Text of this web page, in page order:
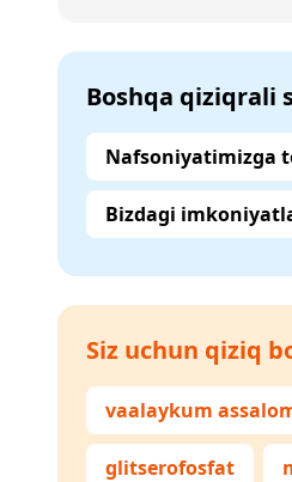
Boshqa qiziqrali
Nafsoniyatimizga
Bizdagi
Siz uchun qiziq
vaalaykum
glitserofosfat